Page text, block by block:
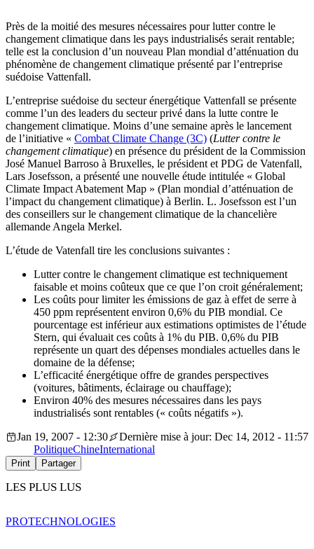
Près de la moitié des mesures nécessaires pour lutter contre le
changement climatique dans les pays industrialisés serait rentable;
telle est la conclusion d’un nouveau Plan mondial d’atténuation du
phénomène de changement climatique présenté par l’entreprise
suédoise Vattenfall.
L’entreprise suédoise du secteur énergétique Vattenfall se présente
comme l’un des leaders du secteur privé dans la lutte contre le
changement climatique. Moins d’une semaine après le lancement
de l’initiative « Combat Climate Change (3C) (Lutter contre le
changement climatique) en présence du président de la Commission
José Manuel Barroso à Bruxelles, le président et PDG de Vatenfall,
Lars Josefsson, a présenté une nouvelle étude intitulée « Global
Climate Impact Abatement Map » (Plan mondial d’atténuation de
l’impact du changement climatique) à Berlin. L. Josefsson est l’un
des conseillers sur le changement climatique de la chancelière
allemande Angela Merkel.
L’étude de Vatenfall tire les conclusions suivantes :
Lutter contre le changement climatique est techniquement
faisable et moins coûteux que ce que l’on croit généralement;
Les coûts pour limiter les émissions de gaz à effet de serre à
450 ppm représentent environ 0,6% du PIB mondial. Ce
pourcentage est inférieur aux estimations optimistes de l’étude
Stern, qui évaluait ces coûts à 1% du PIB. 0,6% du PIB
représente un quart des dépenses mondiales actuelles dans le
domaine de la défense;
L’efficacité énergétique offre de grandes perspectives
(voitures, bâtiments, éclairage ou chauffage);
Environ 40% des mesures nécessaires dans les pays
industrialisés sont rentables (« coûts négatifs »).
Jan 19, 2007 - 12:30
Dernière mise à jour: Dec 14, 2012 - 11:57
PolitiqueChineInternational
Print Partager
LES PLUS LUS
PROTECHNOLOGIES